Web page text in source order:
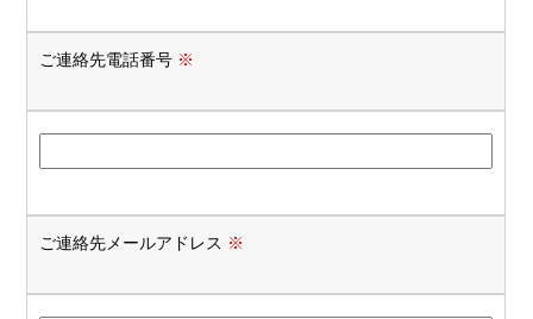
ご連絡先電話番号 ※
ご連絡先メールアドレス ※